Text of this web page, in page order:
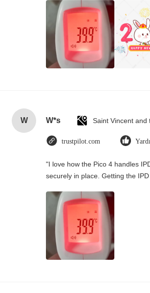
W W*s
trustpilot.com
"I love how the Pico 4 handles
securely in place. Getting the